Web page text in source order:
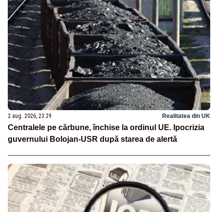
2 aug. 2026, 23:29 Realitatea din UK
Centralele pe cărbune, închise la ordinul UE. Ipocrizia
guvernului Bolojan-USR după starea de alertă